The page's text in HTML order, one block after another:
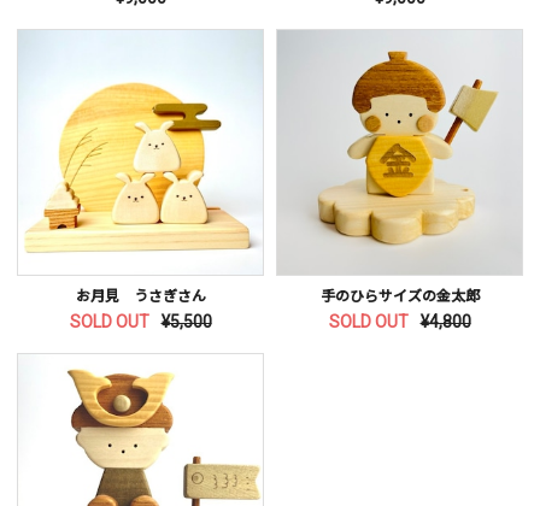
お月見 うさぎさん
SOLD OUT ¥5,500
手のひらサイズの金太郎
SOLD OUT ¥4,800